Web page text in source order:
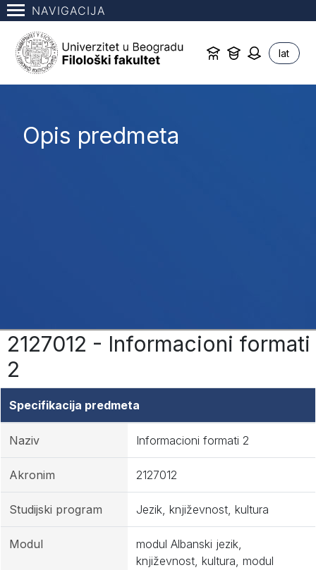
NAVIGACIJA
lat
Opis predmeta
2127012 - Informacioni formati
2
Specifikacija predmeta
Naziv Informacioni formati 2
Akronim 2127012
Studijski program Jezik, književnost, kultura
Modul
modul Albanski jezik,
književnost, kultura, modul